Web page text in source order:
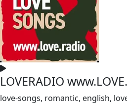
LOVERADIO
love-songs, romantic, english,